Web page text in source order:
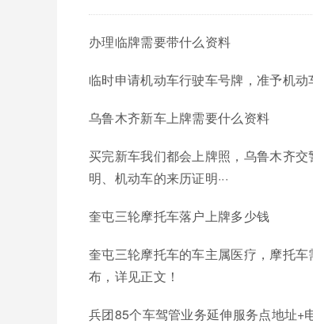
办理临牌需要带什么资料
临时申请机动车行驶车号牌，准予机
乌鲁木齐新车上牌需要什么资料
买完新车我们都会上牌照，乌鲁木齐
明、机动车的来历证明···
奎屯三轮摩托车落户上牌多少钱
奎屯三轮摩托车的车主属医疗，摩托
布，详见正文！
兵团85个车驾管业务延伸服务点地址+